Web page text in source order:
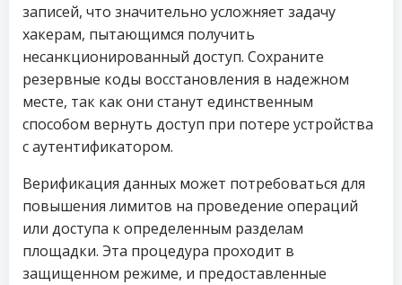
записей, что значительно усложняет задачу
хакерам, пытающимся получить
несанкционированный доступ. Сохраните
резервные коды восстановления в надежном
месте, так как они станут единственным
способом вернуть доступ при потере устройства
с аутентификатором.
Верификация данных может потребоваться для
повышения лимитов на проведение операций
или доступа к определенным разделам
площадки. Эта процедура проходит в
защищенном режиме, и предоставленные